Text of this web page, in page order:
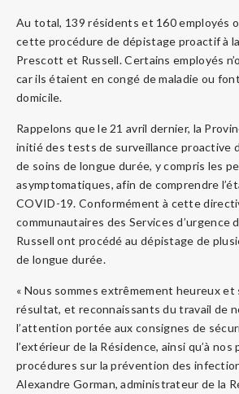
Au total, 139 résidents et 160 employés
cette procédure de dépistage proactif à
Prescott et Russell. Certains employés
car ils étaient en congé de maladie ou
domicile.
Rappelons que le 21 avril dernier, la
initié des tests de surveillance proactive
de soins de longue durée, y compris les
asymptomatiques, afin de comprendre
COVID-19. Conformément à cette
communautaires des Services d’urgence
Russell ont procédé au dépistage de
de longue durée.
« Nous sommes extrêmement heureux et
résultat, et reconnaissants du travail de
l’attention portée aux consignes de
l’extérieur de la Résidence, ainsi qu’à
procédures sur la prévention des
Alexandre Gorman, administrateur de la